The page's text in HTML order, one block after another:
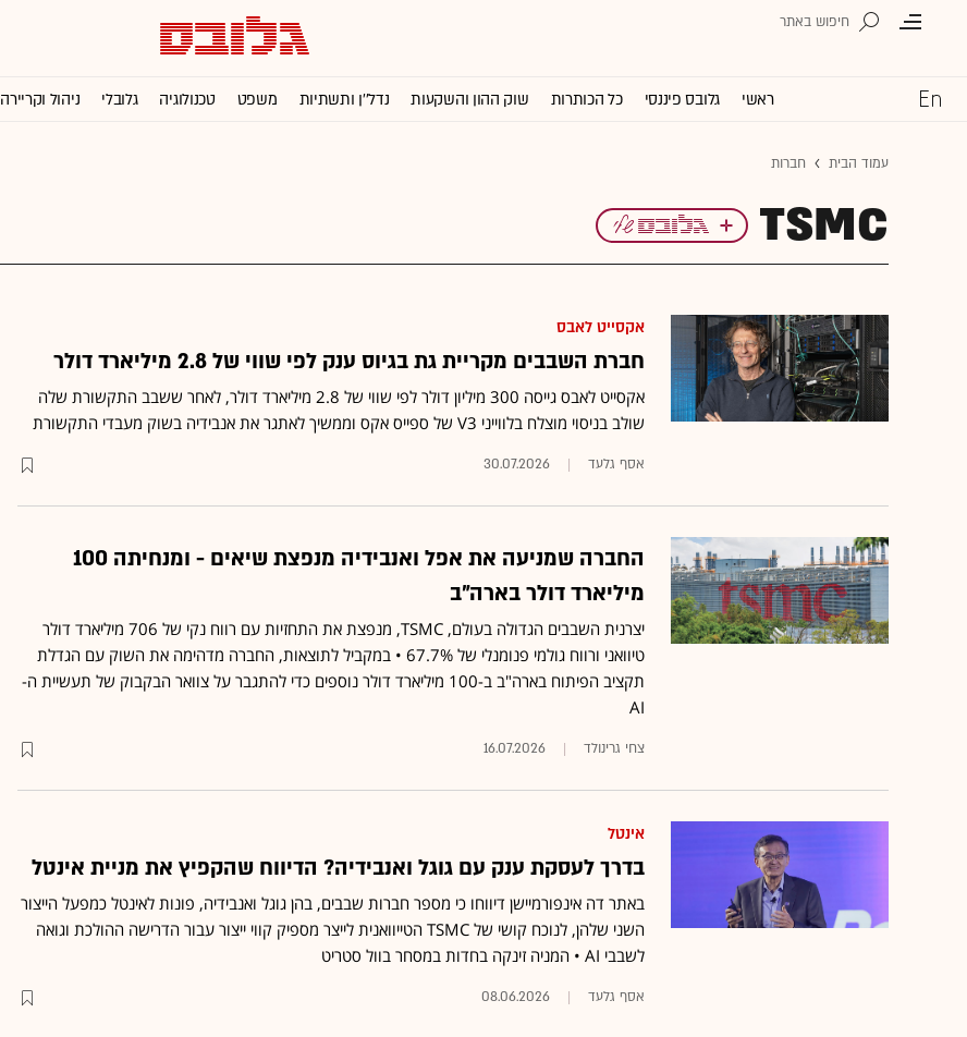
ראשי גלובס פיננסי כל הכותרות שוק ההון והשקעות נדל''ן ותשתיות משפט טכנולוגיה גלובלי ניהול וקריירה
עמוד הבית חברות
TSMC
אקסייט לאבס
חברת השבבים מקריית גת בגיוס ענק לפי שווי של 2.8 מיליארד דולר
אקסייט לאבס גייסה 300 מיליון דולר לפי שווי של 2.8 מיליארד דולר, לאחר ששבב התקשורת שלה
שולב בניסוי מוצלח בלווייני V3 של ספייס אקס וממשיך לאתגר את אנבידיה בשוק מעבדי התקשורת
אסף גלעד 30.07.2026
החברה שמניעה את אפל ואנבידיה מנפצת שיאים - ומנחיתה 100
מיליארד דולר בארה"ב
יצרנית השבבים הגדולה בעולם, TSMC, מנפצת את התחזיות עם רווח נקי של 706 מיליארד דולר
טיוואני ורווח גולמי פנומנלי של 67.7% • במקביל לתוצאות, החברה מדהימה את השוק עם הגדלת
תקציב הפיתוח בארה"ב ב-100 מיליארד דולר נוספים כדי להתגבר על צוואר הבקבוק של תעשיית ה-
AI
צחי גרינולד 16.07.2026
אינטל
בדרך לעסקת ענק עם גוגל ואנבידיה? הדיווח שהקפיץ את מניית אינטל
באתר דה אינפורמיישן דיווחו כי מספר חברות שבבים, בהן גוגל ואנבידיה, פונות לאינטל כמפעל הייצור
השני שלהן, לנוכח קושי של TSMC הטייוואנית לייצר מספיק קווי ייצור עבור הדרישה ההולכת וגואה
לשבבי AI • המניה זינקה בחדות במסחר בוול סטריט
אסף גלעד 08.06.2026